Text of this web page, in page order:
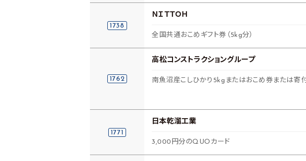
1738
ＮＩＴＴＯＨ
全国共通おこめギフト券（5kg分）
1762
高松コンストラクショングループ
南魚沼産こしひかり5kgまたはおこめ券または寄付
1771
日本乾溜工業
3,000円分のQUOカード